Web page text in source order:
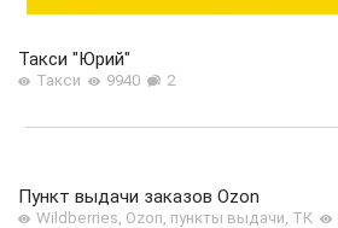
Такси "Юрий"
Такси 9940 2
Пункт выдачи заказов Ozon
Wildberries, Ozon, пункты выдачи, ТК